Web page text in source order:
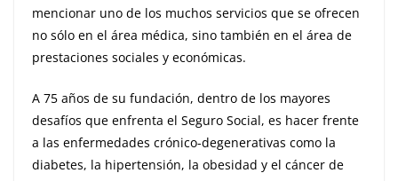
mencionar uno de los muchos servicios que se ofrecen
no sólo en el área médica, sino también en el área de
prestaciones sociales y económicas.
A 75 años de su fundación, dentro de los mayores
desafíos que enfrenta el Seguro Social, es hacer frente
a las enfermedades crónico-degenerativas como la
diabetes, la hipertensión, la obesidad y el cáncer de